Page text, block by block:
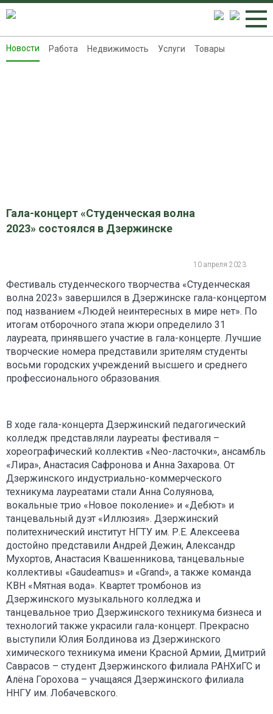
Новости
Новости Работа Недвижимость Услуги Товары
Гала-концерт «Студенческая волна
2023» состоялся в Дзержинске
10 апреля 2023
Фестиваль студенческого творчества «Студенческая
волна 2023» завершился в Дзержинске гала-концертом
под названием «Людей неинтересных в мире нет». По
итогам отборочного этапа жюри определило 31
лауреата, принявшего участие в гала-концерте. Лучшие
творческие номера представили зрителям студенты
восьми городских учреждений высшего и среднего
профессионального образования.
В ходе гала-концерта Дзержинский педагогический
колледж представляли лауреаты фестиваля –
хореографический коллектив «Neo-ласточки», ансамбль
«Лира», Анастасия Сафронова и Анна Захарова. От
Дзержинского индустриально-коммерческого
техникума лауреатами стали Анна Солуянова,
вокальные трио «Новое поколение» и «Дебют» и
танцевальный дуэт «Иллюзия». Дзержинский
политехнический институт НГТУ им. Р.Е. Алексеева
достойно представили Андрей Дежин, Александр
Мухортов, Анастасия Квашенникова, танцевальные
коллективы «Gaudeamus» и «Grand», а также команда
КВН «Мятная вода». Квартет тромбонов из
Дзержинского музыкального колледжа и
танцевальное трио Дзержинского техникума бизнеса и
технологий также украсили гала-концерт. Прекрасно
выступили Юлия Болдинова из Дзержинского
химического техникума имени Красной Армии, Дмитрий
Саврасов – студент Дзержинского филиала РАНХиГС и
Алёна Горохова – учащаяся Дзержинского филиала
ННГУ им. Лобачевского.